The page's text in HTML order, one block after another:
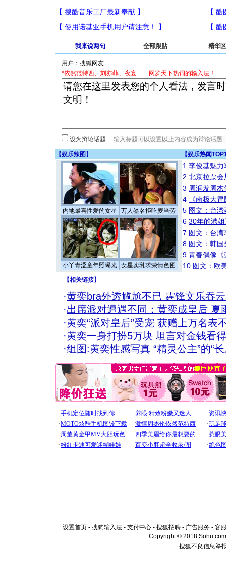
我来说两句 全部跟贴 精华区
用户：
*依然范特西、刘亦菲、夜宴……网罗天下热词的输入法！
设为辩论话题
【娱乐辣图 】 【娱乐热闻
内地最喜性爱的女星 万人签名拒吃麦当劳
小丫青涩童年照曝光 女星卖乳求荣情色图
1 李俊基魅力
2 北京拉票
3 周润发周
4
《南极大
5 图文：台
6 30年的港
7 图文：台
8 图文：韩
9 青春偶像《
10 图文：欧
【相关链接】
·黄奕bra外透尴尬不已 霆锋文乐吞
·出席派对遭遇不同：黄奕成皇后 夏
·黄奕“派对皇后”受宠 获赠上万名表
·黄奕一身打扮5万块 坦言对金钱看
·组图:黄奕性感写真 “精灵公主”的“长
设置首页 - 搜狗输入法 - 支付中心 - 搜狐招聘 - 广告服务 - 客
Copyright © 2018
搜狐不良信息举